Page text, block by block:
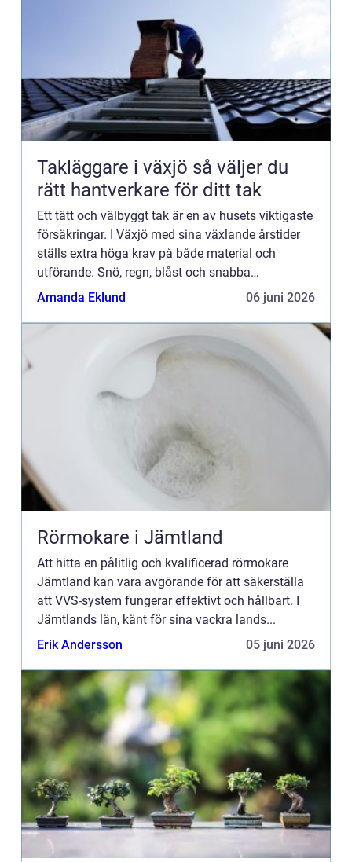
Takläggare i växjö så väljer du
rätt hantverkare för ditt tak
Ett tätt och välbyggt tak är en av husets viktigaste
försäkringar. I Växjö med sina växlande årstider
ställs extra höga krav på både material och
utförande. Snö, regn, blåst och snabba
temperaturväxlingar gör att taket slits hårdare än
Amanda Eklund 06 juni 2026
Rörmokare i Jämtland
Att hitta en pålitlig och kvalificerad rörmokare
Jämtland kan vara avgörande för att säkerställa
att VVS-system fungerar effektivt och hållbart. I
Jämtlands län, känt för sina vackra lands...
Erik Andersson
05 juni 2026